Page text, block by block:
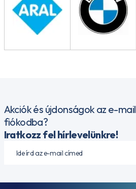
Akciók és újdonságok az e-mail
fiókodba?
Iratkozz fel hírlevelünkre!